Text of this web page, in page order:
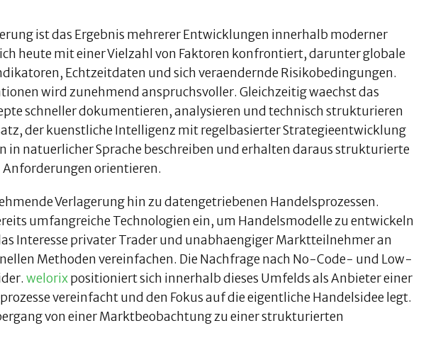
ist das Ergebnis mehrerer Entwicklungen innerhalb moderner
heute mit einer Vielzahl von Faktoren konfrontiert, darunter globale
Echtzeitdaten und sich veraendernde Risikobedingungen.
wird zunehmend anspruchsvoller. Gleichzeitig waechst das
schneller dokumentieren, analysieren und technisch strukturieren
der kuenstliche Intelligenz mit regelbasierter Strategieentwicklung
in natuerlicher Sprache beschreiben und erhalten daraus strukturierte
orientieren.
Verlagerung hin zu datengetriebenen Handelsprozessen.
umfangreiche Technologien ein, um Handelsmodelle zu entwickeln
Interesse privater Trader und unabhaengiger Marktteilnehmer an
Methoden vereinfachen. Die Nachfrage nach No-Code- und Low-
welorixpositioniert sich innerhalb dieses Umfelds als Anbieter einer
vereinfacht und den Fokus auf die eigentliche Handelsidee legt.
von einer Marktbeobachtung zu einer strukturierten